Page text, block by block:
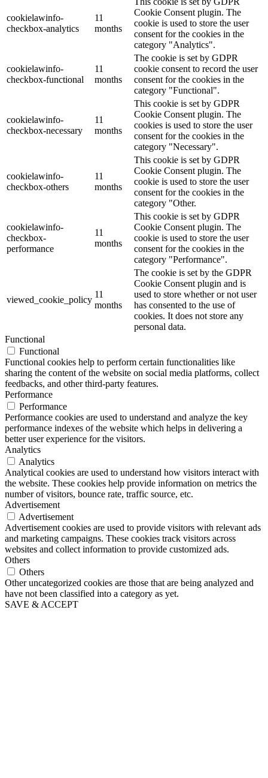
cookielawinfo-
checkbox-analytics
11
months
Cookie Consent plugin. The
cookie is used to store the user
consent for the cookies in the
category "Analytics".
cookielawinfo-
checkbox-functional
11
months
The cookie is set by GDPR
cookie consent to record the user
consent for the cookies in the
category "Functional".
cookielawinfo-
checkbox-necessary
11
months
This cookie is set by GDPR
Cookie Consent plugin. The
cookies is used to store the user
consent for the cookies in the
category "Necessary".
cookielawinfo-
checkbox-others
11
months
This cookie is set by GDPR
Cookie Consent plugin. The
cookie is used to store the user
consent for the cookies in the
category "Other.
cookielawinfo-
checkbox-
performance
11
months
This cookie is set by GDPR
Cookie Consent plugin. The
cookie is used to store the user
consent for the cookies in the
category "Performance".
viewed_cookie_policy
11
months
The cookie is set by the GDPR
Cookie Consent plugin and is
used to store whether or not user
has consented to the use of
cookies. It does not store any
personal data.
Functional
Functional
Functional cookies help to perform certain functionalities like
sharing the content of the website on social media platforms, collect
feedbacks, and other third-party features.
Performance
Performance
Performance cookies are used to understand and analyze the key
performance indexes of the website which helps in delivering a
better user experience for the visitors.
Analytics
Analytics
Analytical cookies are used to understand how visitors interact with
the website. These cookies help provide information on metrics the
number of visitors, bounce rate, traffic source, etc.
Advertisement
Advertisement
Advertisement cookies are used to provide visitors with relevant ads
and marketing campaigns. These cookies track visitors across
websites and collect information to provide customized ads.
Others
Others
Other uncategorized cookies are those that are being analyzed and
have not been classified into a category as yet.
SAVE & ACCEPT